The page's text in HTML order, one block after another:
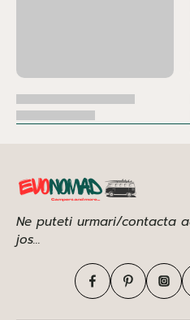
Ne puteti urmari/contacta
jos...